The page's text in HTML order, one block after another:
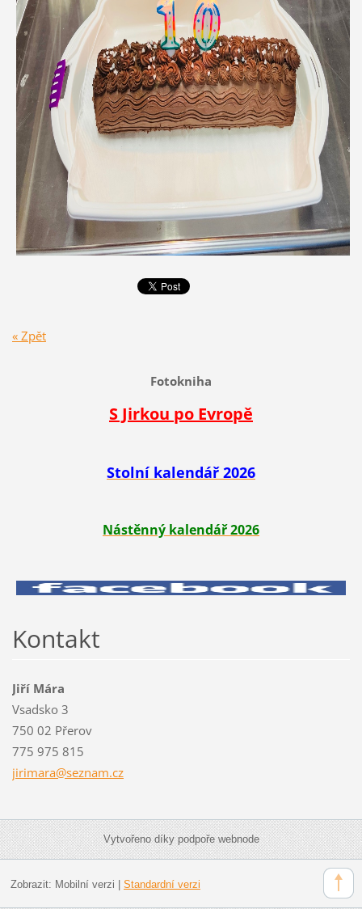
« Zpět
Fotokniha
S Jirkou po Evropě
Stolní kalendář 2026
Nástěnný kalendář 2026
Kontakt
Jiří Mára
Vsadsko 3
750 02 Přerov
775 975 815
jirimara@seznam.cz
Vytvořeno díky podpoře webnode
Zobrazit: Mobilní verzi Standardní verzi